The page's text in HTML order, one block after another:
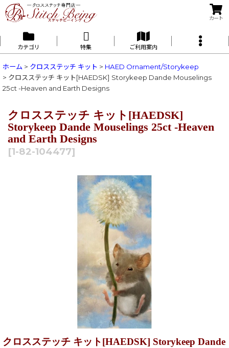
カート
カテゴリ 特集 ご利用案内
ホーム > クロスステッチ キット > HAED Ornament/Storykeep
> クロスステッチ キット[HAEDSK] Storykeep Dande Mouselings
25ct -Heaven and Earth Designs
クロスステッチ キット[HAEDSK]
Storykeep Dande Mouselings 25ct -Heaven
and Earth Designs
[1-82-104477]
クロスステッチ キット[HAEDSK] Storykeep Dande